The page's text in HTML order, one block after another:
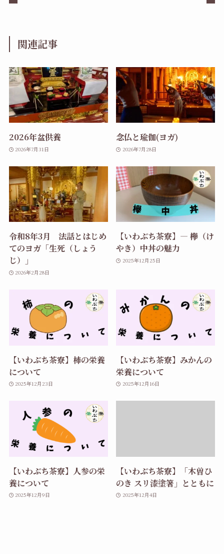
関連記事
2026年盆供養
2026年7月31日
念仏と瑜伽(ヨガ)
2026年7月28日
令和8年3月 法話とはじめ
てのヨガ「生死（しょう
じ）」
2026年2月28日
【いわぶち茶寮】― 欅（け
やき）中丼の魅力
2025年12月25日
【いわぶち茶寮】柿の栄養
について
2025年12月23日
【いわぶち茶寮】みかんの
栄養について
2025年12月16日
【いわぶち茶寮】人参の栄
養について
2025年12月9日
【いわぶち茶寮】「木曽ひ
のき スリ漆塗箸」とともに
2025年12月4日